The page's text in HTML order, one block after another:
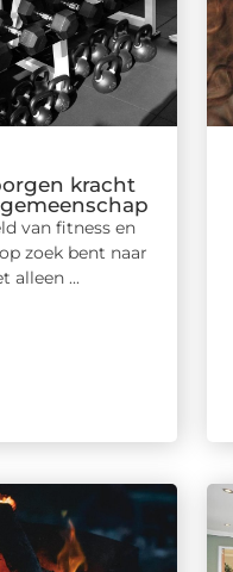
kracht
van fitness en
zoek bent naar
alleen ...